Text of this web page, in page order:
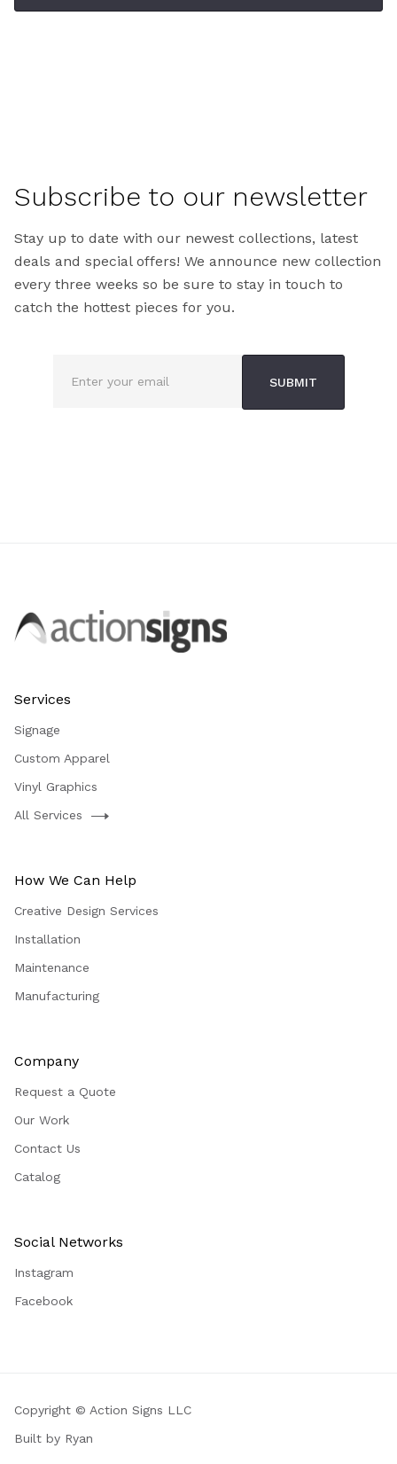
Subscribe to our newsletter
Stay up to date with our newest collections, latest
deals and special offers! We announce new collection
every three weeks so be sure to stay in touch to
catch the hottest pieces for you.
Services
Signage
Custom Apparel
Vinyl Graphics
All Services
How We Can Help
Creative Design Services
Installation
Maintenance
Manufacturing
Company
Request a Quote
Our Work
Contact Us
Catalog
Social Networks
Instagram
Facebook
Copyright © Action Signs LLC
Built by Ryan